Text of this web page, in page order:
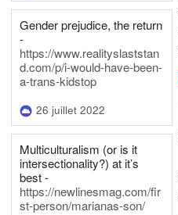
Gender prejudice, the return
-
https://www.realityslaststan
d.com/p/i-would-have-been-
a-trans-kidstop
26 juillet 2022
Multiculturalism (or is it
intersectionality?) at it’s
best -
https://newlinesmag.com/fir
st-person/marianas-son/